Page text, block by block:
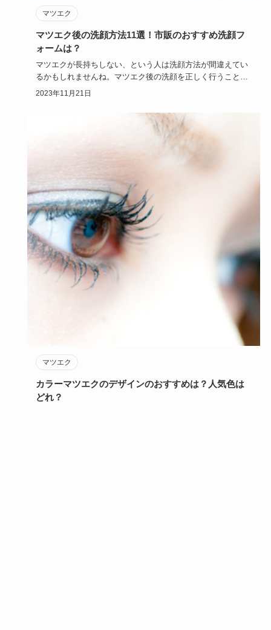
マツエク
マツエク後の洗顔方法11選！市販のおすすめ洗顔フ
ォームは？
マツエクが長持ちしない、という人は洗顔方法が間違えてい
るかもしれませんね。マツエク後の洗顔を正しく行うこと
で、マツエクが長…
2023年11月21日
マツエク
カラーマツエクのデザインのおすすめは？人気色は
どれ？